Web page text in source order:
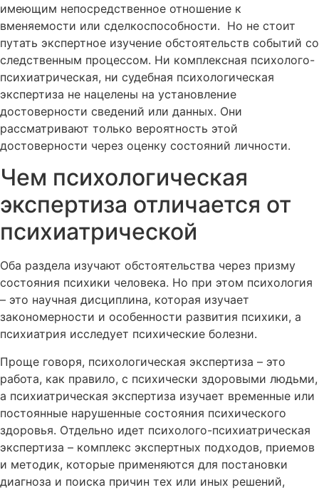
имеющим непосредственное отношение к
вменяемости или сделкоспособности. Но не стоит
путать экспертное изучение обстоятельств событий со
следственным процессом. Ни комплексная психолого-
психиатрическая, ни судебная психологическая
экспертиза не нацелены на установление
достоверности сведений или данных. Они
рассматривают только вероятность этой
достоверности через оценку состояний личности.
Чем психологическая
экспертиза отличается от
психиатрической
Оба раздела изучают обстоятельства через призму
состояния психики человека. Но при этом психология
– это научная дисциплина, которая изучает
закономерности и особенности развития психики, а
психиатрия исследует психические болезни.
Проще говоря, психологическая экспертиза – это
работа, как правило, с психически здоровыми людьми,
а психиатрическая экспертиза изучает временные или
постоянные нарушенные состояния психического
здоровья. Отдельно идет психолого-психиатрическая
экспертиза – комплекс экспертных подходов, приемов
и методик, которые применяются для постановки
диагноза и поиска причин тех или иных решений,